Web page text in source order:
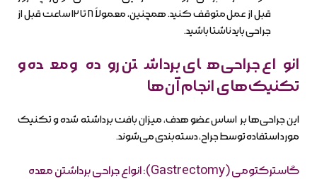
قبل از عمل متوقف کنید. همچنین، معمولاً ۸ تا ۱۲ ساعت قبل از
جراحی باید ناشتا باشید.
انواع جراحی‌های برداشتن روده و معده و
تکنیک‌های انجام آن‌ها
این جراحی‌ها بر اساس عضو هدف، میزان بافت برداشته شده و تکنیک
مورد استفاده توسط جراح، دسته‌بندی می‌شوند.
گاسترکتومی (Gastrectomy): انواع جراحی برداشتن معده